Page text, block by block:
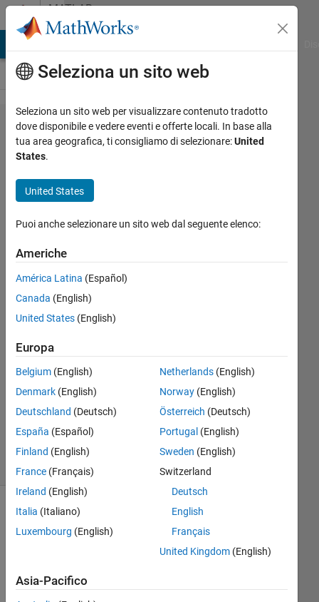
Vai al contenutoMATLAB
Answers
Will a
clustering
solve this
matching
problem?
Blue
18 Mar
2019
0
Risposte
Aggiornato
2021
5
Visualizzazioni
(30 giorni)
chiusa.
Seleziona un sito web
Seleziona un sito web per visualizzare contenuto tradotto
dove disponibile e vedere eventi e offerte locali. In base alla
tua area geografica, ti consigliamo di selezionare:United
States.
United States
Puoi anche selezionare un sito web dal seguente elenco:
Americhe
América Latina (Español)
Canada (English)
United States (English)
Europa
Belgium (English)
Denmark (English)
Deutschland (Deutsch)
España (Español)
Finland (English)
France (Français)
Ireland (English)
Italia (Italiano)
Luxembourg (English)
Netherlands(English)
Norway(English)
Österreich (Deutsch)
Portugal (English)
Sweden (English)
Switzerland
Deutsch
English
Français
United Kingdom(English)
Asia-Pacifico